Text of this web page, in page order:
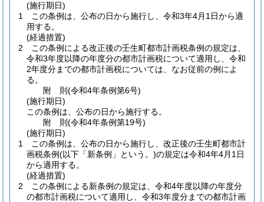
(施行期日)
1
この条例は、公布の日から施行し、令和3年4月1日から適
用する。
(経過措置)
2
この条例による改正後の壬生町都市計画税条例の規定は、
令和3年度以降の年度分の都市計画税について適用し、令和
2年度分までの都市計画税については、なお従前の例によ
る。
附 則(令和4年条例第6号)
(施行期日)
この条例は、公布の日から施行する。
附 則(令和4年条例第19号)
(施行期日)
1
この条例は、公布の日から施行し、改正後の壬生町都市計
画税条例(以下「新条例」という。)の規定は令和4年4月1日
から適用する。
(経過措置)
2
この条例による新条例の規定は、令和4年度以降の年度分
の都市計画税について適用し、令和3年度分までの都市計画